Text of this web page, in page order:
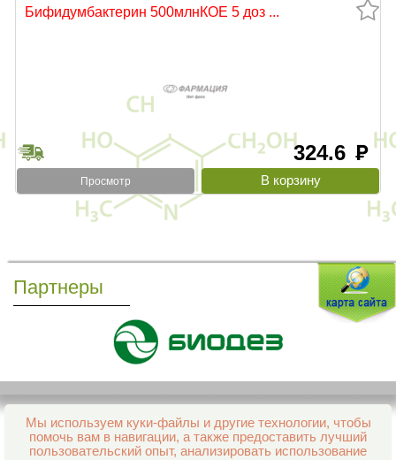
Бифидумбактерин 500млнКОЕ 5 доз ...
324.6 руб
Просмотр
Партнеры
Мы используем куки-файлы и другие технологии, чтобы
помочь вам в навигации, а также предоставить лучший
пользовательский опыт, анализировать использование
Все права защищены и охраняются законом
© 2013–2026 Интернет-аптека Фармация